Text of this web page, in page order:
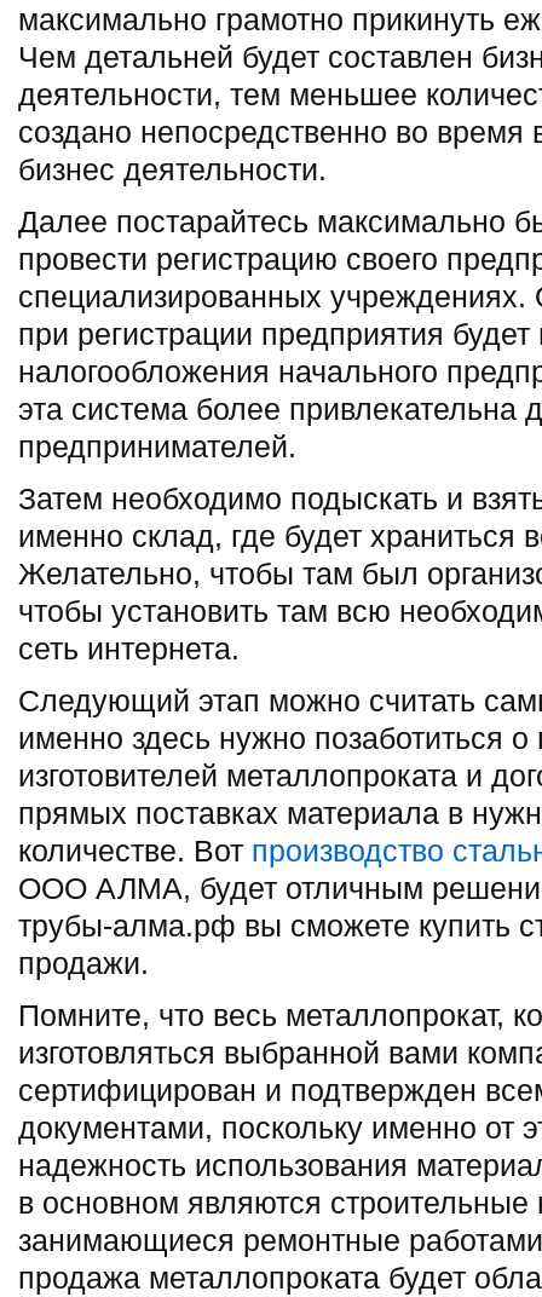
максимально грамотно прикинуть
Чем детальней будет составлен
деятельности, тем меньшее
создано непосредственно во время
бизнес деятельности.
Далее постарайтесь максимально
провести регистрацию своего
специализированных
при регистрации предприятия
налогообложения начального
эта система более
предпринимателей.
Затем необходимо подыскать и
именно склад, где будет храниться
Желательно, чтобы там был
чтобы установить там всю
сеть интернета.
Следующий этап можно считать
именно здесь нужно позаботиться
изготовителей металлопроката и
прямых поставках материала в
количестве. Вот производство
ООО АЛМА, будет отличным
трубы-алма.рф вы сможете купить
продажи.
Помните, что весь металлопрокат,
изготовляться выбранной вами
сертифицирован и подтвержден
документами, поскольку именно от
надежность использования
в основном являются строительные
занимающиеся ремонтные
продажа металлопроката будет